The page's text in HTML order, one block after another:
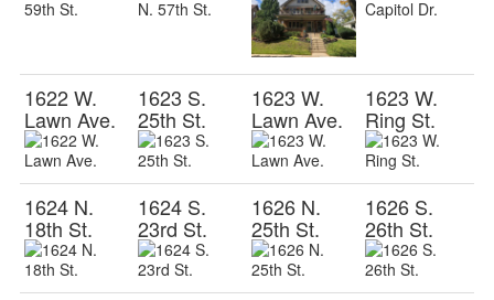
1622 W.
Lawn Ave.
1623 S.
25th St.
1623 W.
Lawn Ave.
1623 W.
Ring St.
1624 N.
18th St.
1624 S.
23rd St.
1626 N.
25th St.
1626 S.
26th St.